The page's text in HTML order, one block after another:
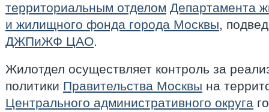
территориальным отделом Департамента
и жилищного фонда города Москвы,
ДЖПиЖФ ЦАО.
Жилотдел осуществляет контроль за
политики Правительства Москвы на
Центрального административного округа